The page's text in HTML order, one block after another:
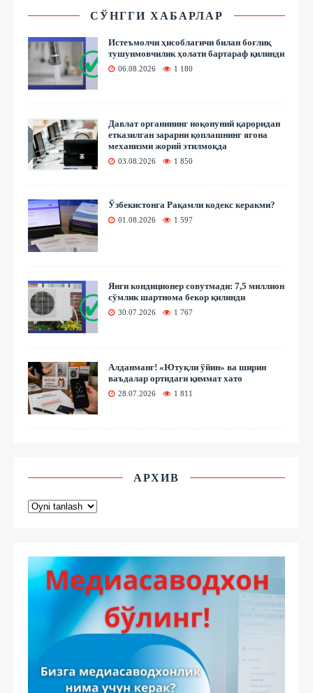
СЎНГГИ ХАБАРЛАР
Истеъмолчи ҳисоблагичи билан боғлиқ
тушунмовчилик ҳолати бартараф қилинди
06.08.2026 1 180
Давлат органининг ноқонуний қароридан
етказилган зарарни қоплашнинг ягона
механизми жорий этилмоқда
03.08.2026 1 850
Ўзбекистонга Рақамли кодекс керакми?
01.08.2026 1 597
Янги кондиционер совутмади: 7,5 миллион
сўмлик шартнома бекор қилинди
30.07.2026 1 767
Алданманг! «Ютуқли ўйин» ва ширин
ваъдалар ортидаги қиммат хато
28.07.2026 1 811
АРХИВ